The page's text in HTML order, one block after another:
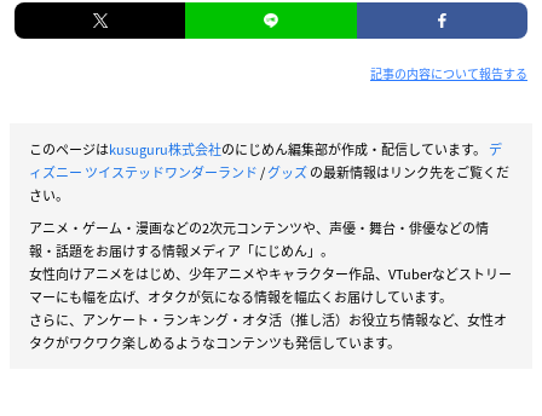
記事の内容について報告する
このページはkusuguru株式会社のにじめん編集部が作成・配信しています。 デ
ィズニー ツイステッドワンダーランド/グッズの最新情報はリンク先をご覧くだ
さい。
アニメ・ゲーム・漫画などの2次元コンテンツや、声優・舞台・俳優などの情
報・話題をお届けする情報メディア「にじめん」。
女性向けアニメをはじめ、少年アニメやキャラクター作品、VTuberなどストリー
マーにも幅を広げ、オタクが気になる情報を幅広くお届けしています。
さらに、アンケート・ランキング・オタ活（推し活）お役立ち情報など、女性オ
タクがワクワク楽しめるようなコンテンツも発信しています。